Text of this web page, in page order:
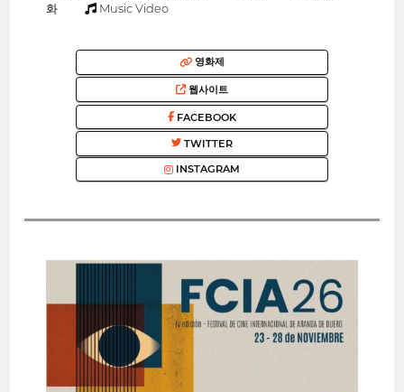
화
Music Video
영화제
웹사이트
FACEBOOK
TWITTER
INSTAGRAM